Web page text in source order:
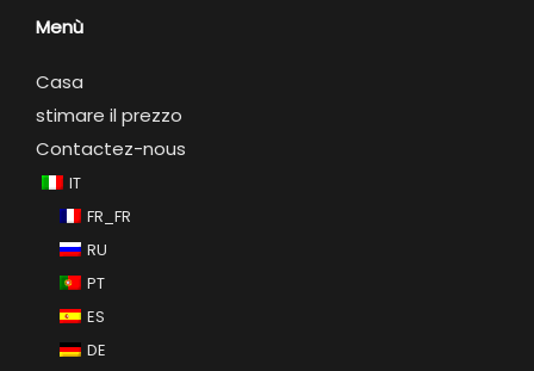
Menù
Casa
stimare il prezzo
Contactez-nous
IT
FR_FR
RU
PT
ES
DE